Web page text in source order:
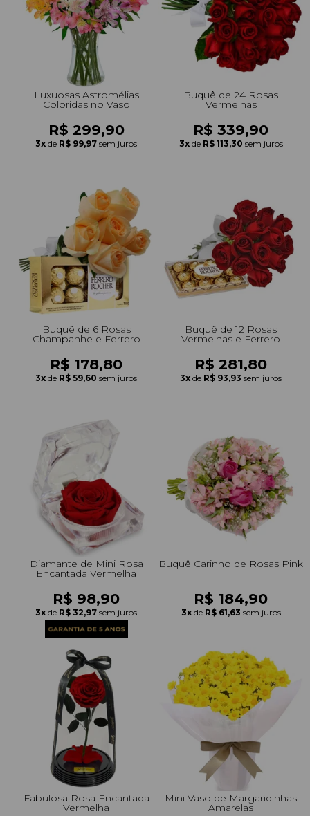
Luxuosas Astromélias
Coloridas no Vaso
R$ 299,90
3x de R$ 99,97 sem juros
Buquê de 24 Rosas
Vermelhas
R$ 339,90
3x de R$ 113,30 sem juros
Buquê de 6 Rosas
Champanhe e Ferrero
R$ 178,80
3x de R$ 59,60 sem juros
Buquê de 12 Rosas
Vermelhas e Ferrero
R$ 281,80
3x de R$ 93,93 sem juros
Diamante de Mini Rosa
Encantada Vermelha
R$ 98,90
3x de R$ 32,97 sem juros
Buquê Carinho de Rosas Pink
R$ 184,90
3x de R$ 61,63 sem juros
Fabulosa Rosa Encantada
Vermelha
Mini Vaso de Margaridinhas
Amarelas